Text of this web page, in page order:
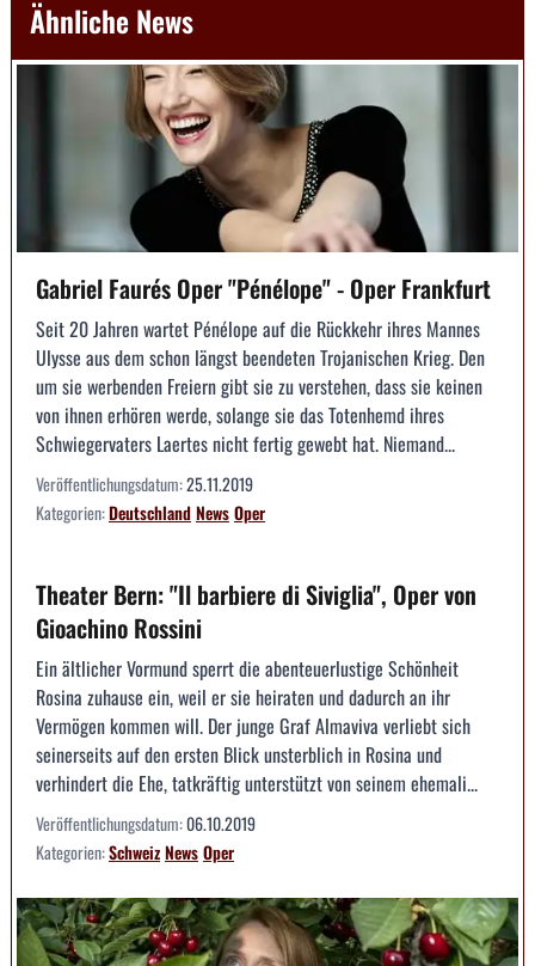
Ähnliche News
Gabriel Faurés Oper "Pénélope" - Oper Frankfurt
Seit 20 Jahren wartet Pénélope auf die Rückkehr ihres Mannes
Ulysse aus dem schon längst beendeten Trojanischen Krieg. Den
um sie werbenden Freiern gibt sie zu verstehen, dass sie keinen
von ihnen erhören werde, solange sie das Totenhemd ihres
Schwiegervaters Laertes nicht fertig gewebt hat. Niemand...
Veröffentlichungsdatum:25.11.2019
Kategorien:DeutschlandNewsOper
Theater Bern: "Il barbiere di Siviglia", Oper von
Gioachino Rossini
Ein ältlicher Vormund sperrt die abenteuerlustige Schönheit
Rosina zuhause ein, weil er sie heiraten und dadurch an ihr
Vermögen kommen will. Der junge Graf Almaviva verliebt sich
seinerseits auf den ersten Blick unsterblich in Rosina und
verhindert die Ehe, tatkräftig unterstützt von seinem ehemali...
Veröffentlichungsdatum:06.10.2019
Kategorien:SchweizNewsOper